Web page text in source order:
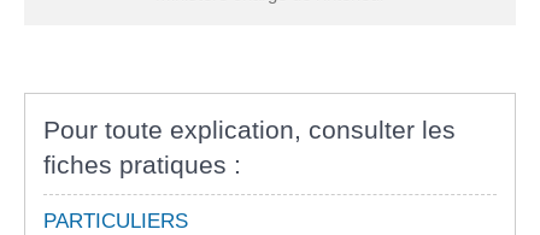
Pour toute explication, consulter les
fiches pratiques :
PARTICULIERS